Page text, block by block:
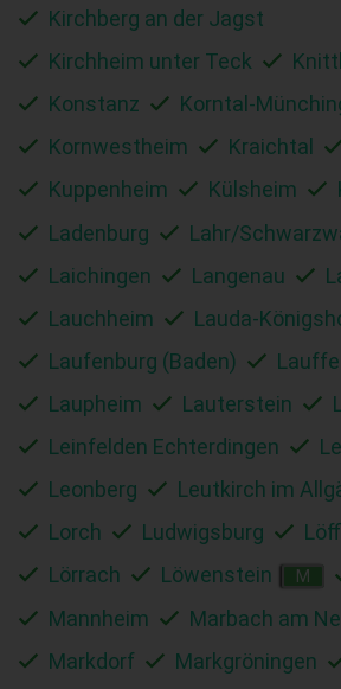
Kirchberg an der Jagst
Kirchheim unter Teck
Konstanz
Korntal-
Kornwestheim
Kraichtal
Kuppenheim
Külsheim
Ladenburg
Lahr/
Laichingen
Langenau
Lauchheim
Lauda-
Laufenburg (Baden)
Laupheim
Lauterstein
Leinfelden Echterdingen
Leonberg
Leutkirch im
Lorch
Ludwigsburg
Lörrach
Löwenstein M
Mannheim
Marbach am
Markdorf
Markgröningen